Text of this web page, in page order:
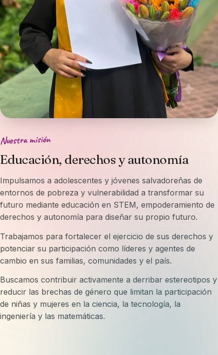
Nuestra misión
Educación, derechos y autonomía
Impulsamos a adolescentes y jóvenes salvadoreñas de
entornos de pobreza y vulnerabilidad a transformar su
futuro mediante educación en STEM, empoderamiento de
derechos y autonomía para diseñar su propio futuro.
Trabajamos para fortalecer el ejercicio de sus derechos y
potenciar su participación como líderes y agentes de
cambio en sus familias, comunidades y el país.
Buscamos contribuir activamente a derribar estereotipos y
reducir las brechas de género que limitan la participación
de niñas y mujeres en la ciencia, la tecnología, la
ingeniería y las matemáticas.